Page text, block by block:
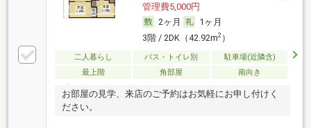
管理費5,000円
2ヶ月
1ヶ月
3階 / 2DK（42.92m2）
二人暮らし バス・トイレ別
駐車場(近隣含)
最上階
角部屋 南向き
お部屋の見学、来店のご予約はお気軽にお申し付けく
ださい。